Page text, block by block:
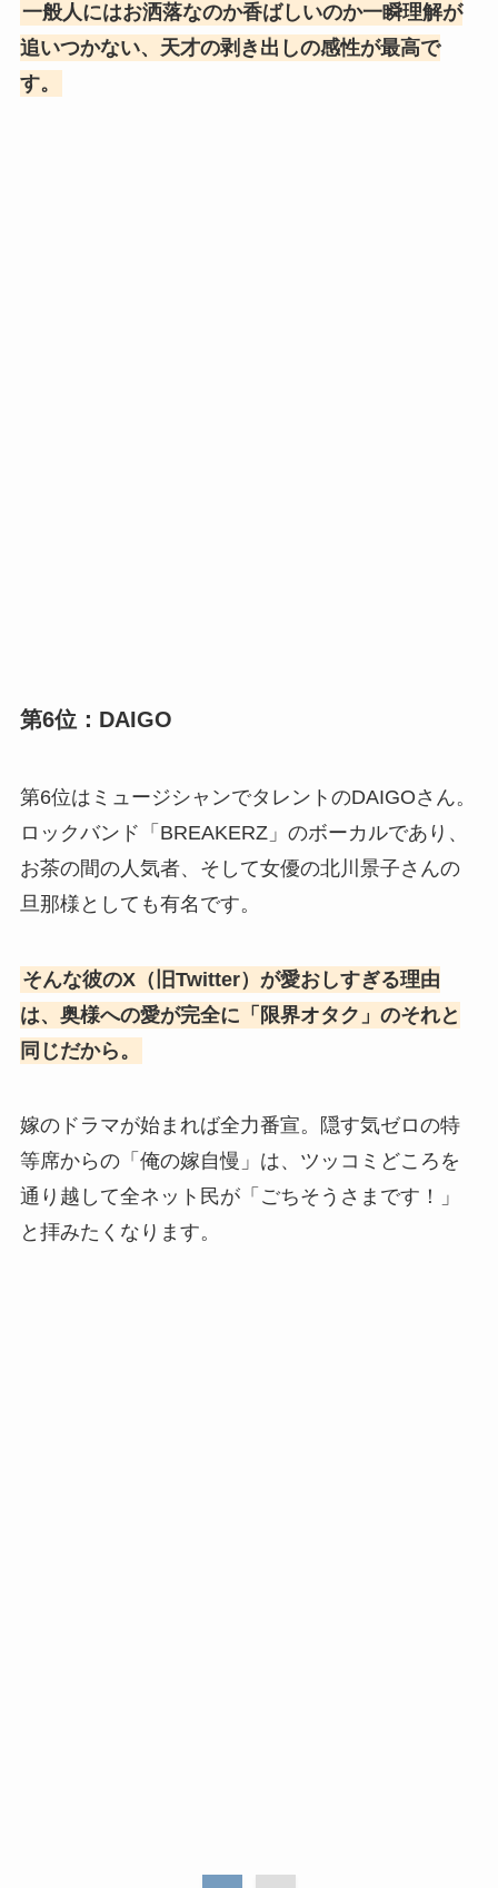
一般人にはお洒落なのか香ばしいのか一瞬理解が
追いつかない、天才の剥き出しの感性が最高で
す。
第6位：DAIGO
第6位はミュージシャンでタレントのDAIGOさん。
ロックバンド「BREAKERZ」のボーカルであり、
お茶の間の人気者、そして女優の北川景子さんの
旦那様としても有名です。
そんな彼のX（旧Twitter）が愛おしすぎる理由
は、奥様への愛が完全に「限界オタク」のそれと
同じだから。
嫁のドラマが始まれば全力番宣。隠す気ゼロの特
等席からの「俺の嫁自慢」は、ツッコミどころを
通り越して全ネット民が「ごちそうさまです！」
と拝みたくなります。